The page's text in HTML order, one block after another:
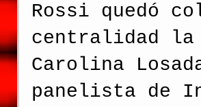
Rossi quedó
centralidad la
Carolina
panelista de